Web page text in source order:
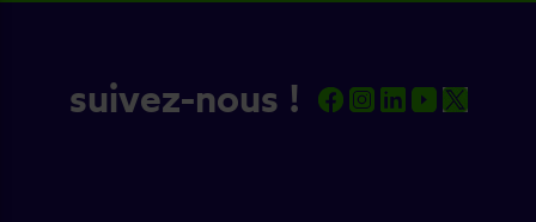
suivez-nous !